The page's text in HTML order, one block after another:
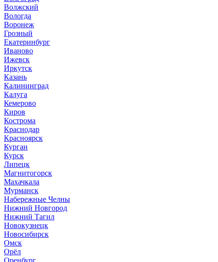
Волжский
Вологда
Воронеж
Грозный
Екатеринбург
Иваново
Ижевск
Иркутск
Казань
Калининград
Калуга
Кемерово
Киров
Кострома
Краснодар
Красноярск
Курган
Курск
Липецк
Магнитогорск
Махачкала
Мурманск
Набережные Челны
Нижний Новгород
Нижний Тагил
Новокузнецк
Новосибирск
Омск
Орёл
Оренбург